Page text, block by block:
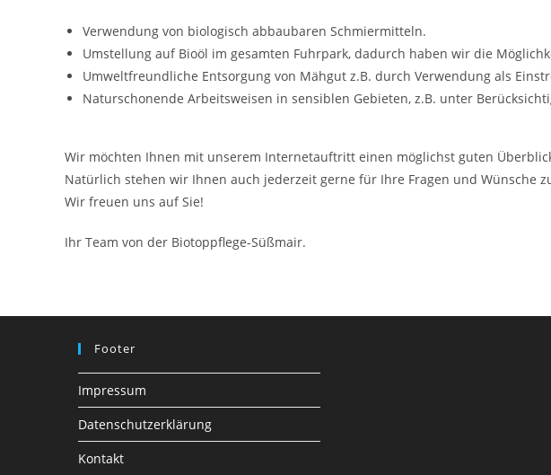
Verwendung von biologisch abbaubaren Schmiermitteln.
Umstellung auf Bioöl im gesamten Fuhrpark, dadurch haben wir die
Umweltfreundliche Entsorgung von Mähgut z.B. durch Verwendung als
Naturschonende Arbeitsweisen in sensiblen Gebieten, z.B. unter
Wir möchten Ihnen mit unserem Internetauftritt einen möglichst guten
Natürlich stehen wir Ihnen auch jederzeit gerne für Ihre Fragen und
Wir freuen uns auf Sie!
Ihr Team von der Biotoppflege-Süßmair.
Footer
Impressum
Datenschutzerklärung
Kontakt